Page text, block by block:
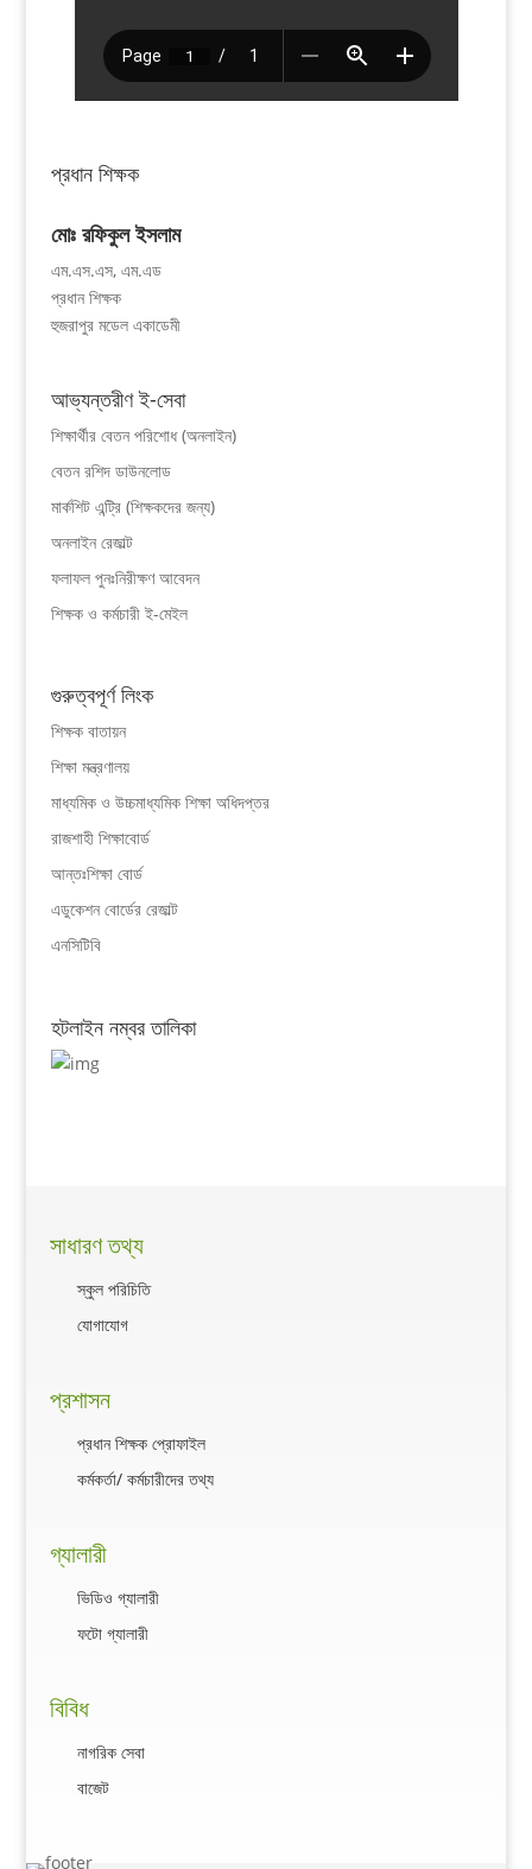
প্রধান শিক্ষক
মোঃ রফিকুল ইসলাম
এম.এস.এস, এম.এড
প্রধান শিক্ষক
হুজরাপুর মডেল একাডেমী
আভ্যন্তরীণ ই-সেবা
শিক্ষার্থীর বেতন পরিশোধ (অনলাইন)
বেতন রশিদ ডাউনলোড
মার্কশিট এন্ট্রি (শিক্ষকদের জন্য)
অনলাইন রেজাল্ট
ফলাফল পুনঃনিরীক্ষণ আবেদন
শিক্ষক ও কর্মচারী ই-মেইল
গুরুত্বপূর্ণ লিংক
শিক্ষক বাতায়ন
শিক্ষা মন্ত্রণালয়
মাধ্যমিক ও উচ্চমাধ্যমিক শিক্ষা অধিদপ্তর
রাজশাহী শিক্ষাবোর্ড
আন্তঃশিক্ষা বোর্ড
এডুকেশন বোর্ডের রেজাল্ট
এনসিটিবি
হটলাইন নম্বর তালিকা
সাধারণ তথ্য
স্কুল পরিচিতি
যোগাযোগ
প্রশাসন
প্রধান শিক্ষক প্রোফাইল
কর্মকর্তা/ কর্মচারীদের তথ্য
গ্যালারী
ভিডিও গ্যালারী
ফটো গ্যালারী
বিবিধ
নাগরিক সেবা
বাজেট